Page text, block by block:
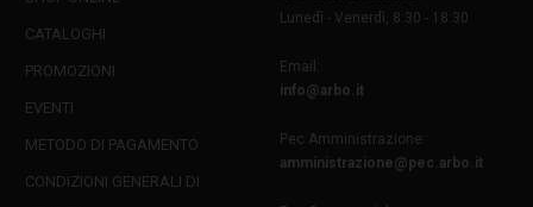
CATALOGHI
PROMOZIONI
EVENTI
METODO DI PAGAMENTO
CONDIZIONI GENERALI DI
Lunedì - Venerdì, 8:30 - 18:30
Email:
info@arbo.it
Pec Amministrazione:
amministrazione@pec.arbo.it